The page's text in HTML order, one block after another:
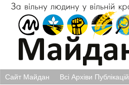
Сайт Майдан Всі Архіви Публікацій